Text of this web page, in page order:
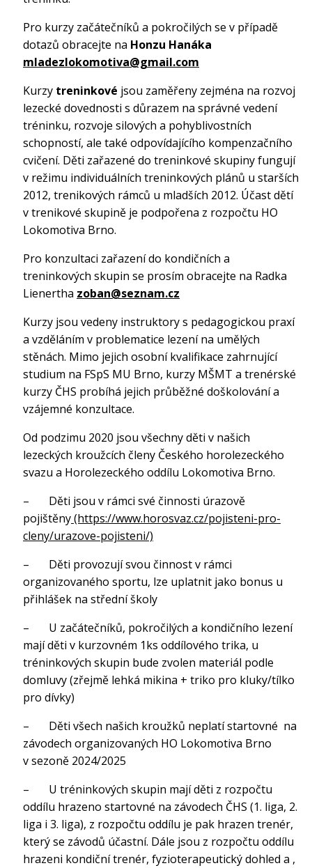
Pro kurzy začátečníků a pokročilých se v případě
dotazů obracejte na Honzu Hanáka
mladezlokomotiva@gmail.com
Kurzy treninkové jsou zaměřeny zejména na rozvoj
lezecké dovednosti s důrazem na správné vedení
tréninku, rozvoje silových a pohyblivostních
schopností, ale také odpovídajícího kompenzačního
cvičení. Děti zařazené do treninkové skupiny fungují
v režimu individuálních treninkových plánů u starších
2012, trenikových rámců u mladších 2012. Účast dětí
v trenikové skupině je podpořena z rozpočtu HO
Lokomotiva Brno.
Pro konzultaci zařazení do kondičních a
treninkových skupin se prosím obracejte na Radka
Lienertha zoban@seznam.cz
Kurzy jsou vedeny instruktory s pedagogickou praxí
a vzděláním v problematice lezení na umělých
stěnách. Mimo jejich osobní kvalifikace zahrnující
studium na FSpS MU Brno, kurzy MŠMT a trenérské
kurzy ČHS probíhá jejich průběžné doškolování a
vzájemné konzultace.
Od podzimu 2020 jsou všechny děti v našich
lezeckých kroužcích členy Českého horolezeckého
svazu a Horolezeckého oddílu Lokomotiva Brno.
– Děti jsou v rámci své činnosti úrazově
pojištěny(https://www.horosvaz.cz/pojisteni-pro-
cleny/urazove-pojisteni/)
– Děti provozují svou činnost v rámci
organizovaného sportu, lze uplatnit jako bonus u
přihlášek na střední školy
– U začátečníků, pokročilých a kondičního lezení
mají děti v kurzovném 1ks oddílového trika, u
tréninkových skupin bude zvolen materiál podle
domluvy (zřejmě lehká mikina + triko pro kluky/tílko
pro dívky)
– Děti všech našich kroužků neplatí startovné na
závodech organizovaných HO Lokomotiva Brno
v sezoně 2024/2025
– U tréninkových skupin mají děti z rozpočtu
oddílu hrazeno startovné na závodech ČHS (1. liga, 2.
liga i 3. liga), z rozpočtu oddílu je pak hrazen trenér,
který se závodů účastní. Dále jsou z rozpočtu oddílu
hrazeni kondiční trenér, fyzioterapeutický dohled a ,